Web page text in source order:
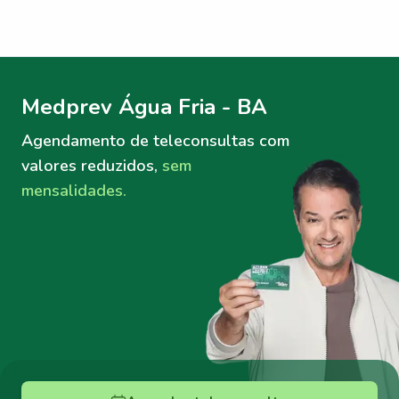
Medprev Água Fria - BA
Agendamento de teleconsultas com
valores reduzidos, sem
mensalidades.